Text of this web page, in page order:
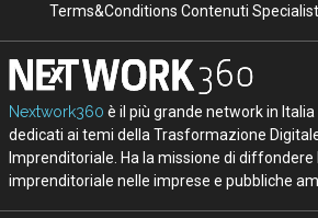
Terms&Conditions Contenuti
Nextwork360 è il più grande network in
dedicati ai temi della Trasformazione
Imprenditoriale. Ha la missione di
imprenditoriale nelle imprese e pubbliche